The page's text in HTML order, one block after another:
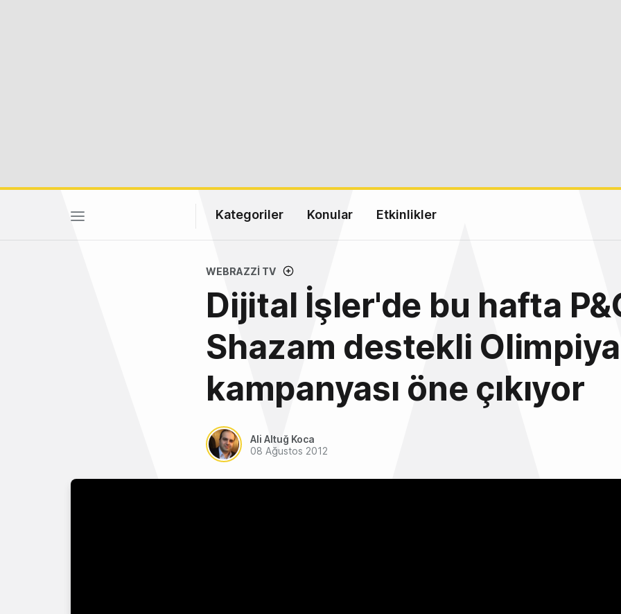
Kategoriler Konular Etkinlikler
WEBRAZZI TV
Dijital İşler'de bu hafta
Shazam destekli
kampanyası öne çıkıyor
Ali Altuğ Koca
08 Ağustos 2012